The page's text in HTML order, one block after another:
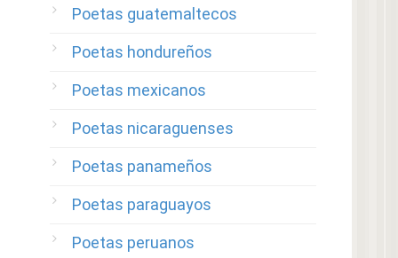
Poetas guatemaltecos
Poetas hondureños
Poetas mexicanos
Poetas nicaraguenses
Poetas panameños
Poetas paraguayos
Poetas peruanos